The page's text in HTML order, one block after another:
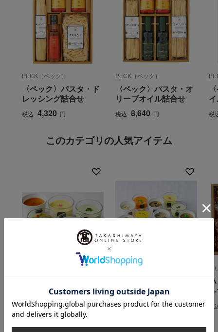
PECK（ペック）
〈ペック〉パスタ・ド
レッシング詰合せ
税込 4,320 円
PECK（ペック）
〈ペック〉パスタ・オ
リーブオイル詰合せ
税込 8,640 円 税
このカテゴリの人気アイテム
Soup Stock Tokyo（スープス
夏の冷たいスープセッ
税込 4,550 円
Soup Stock Tokyo（スープス
夏のバラエティセット
12個入
税